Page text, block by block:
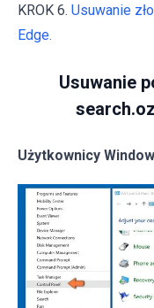
KROK 6. Usuwanie
Edge.
Usuwanie
Użytkownicy